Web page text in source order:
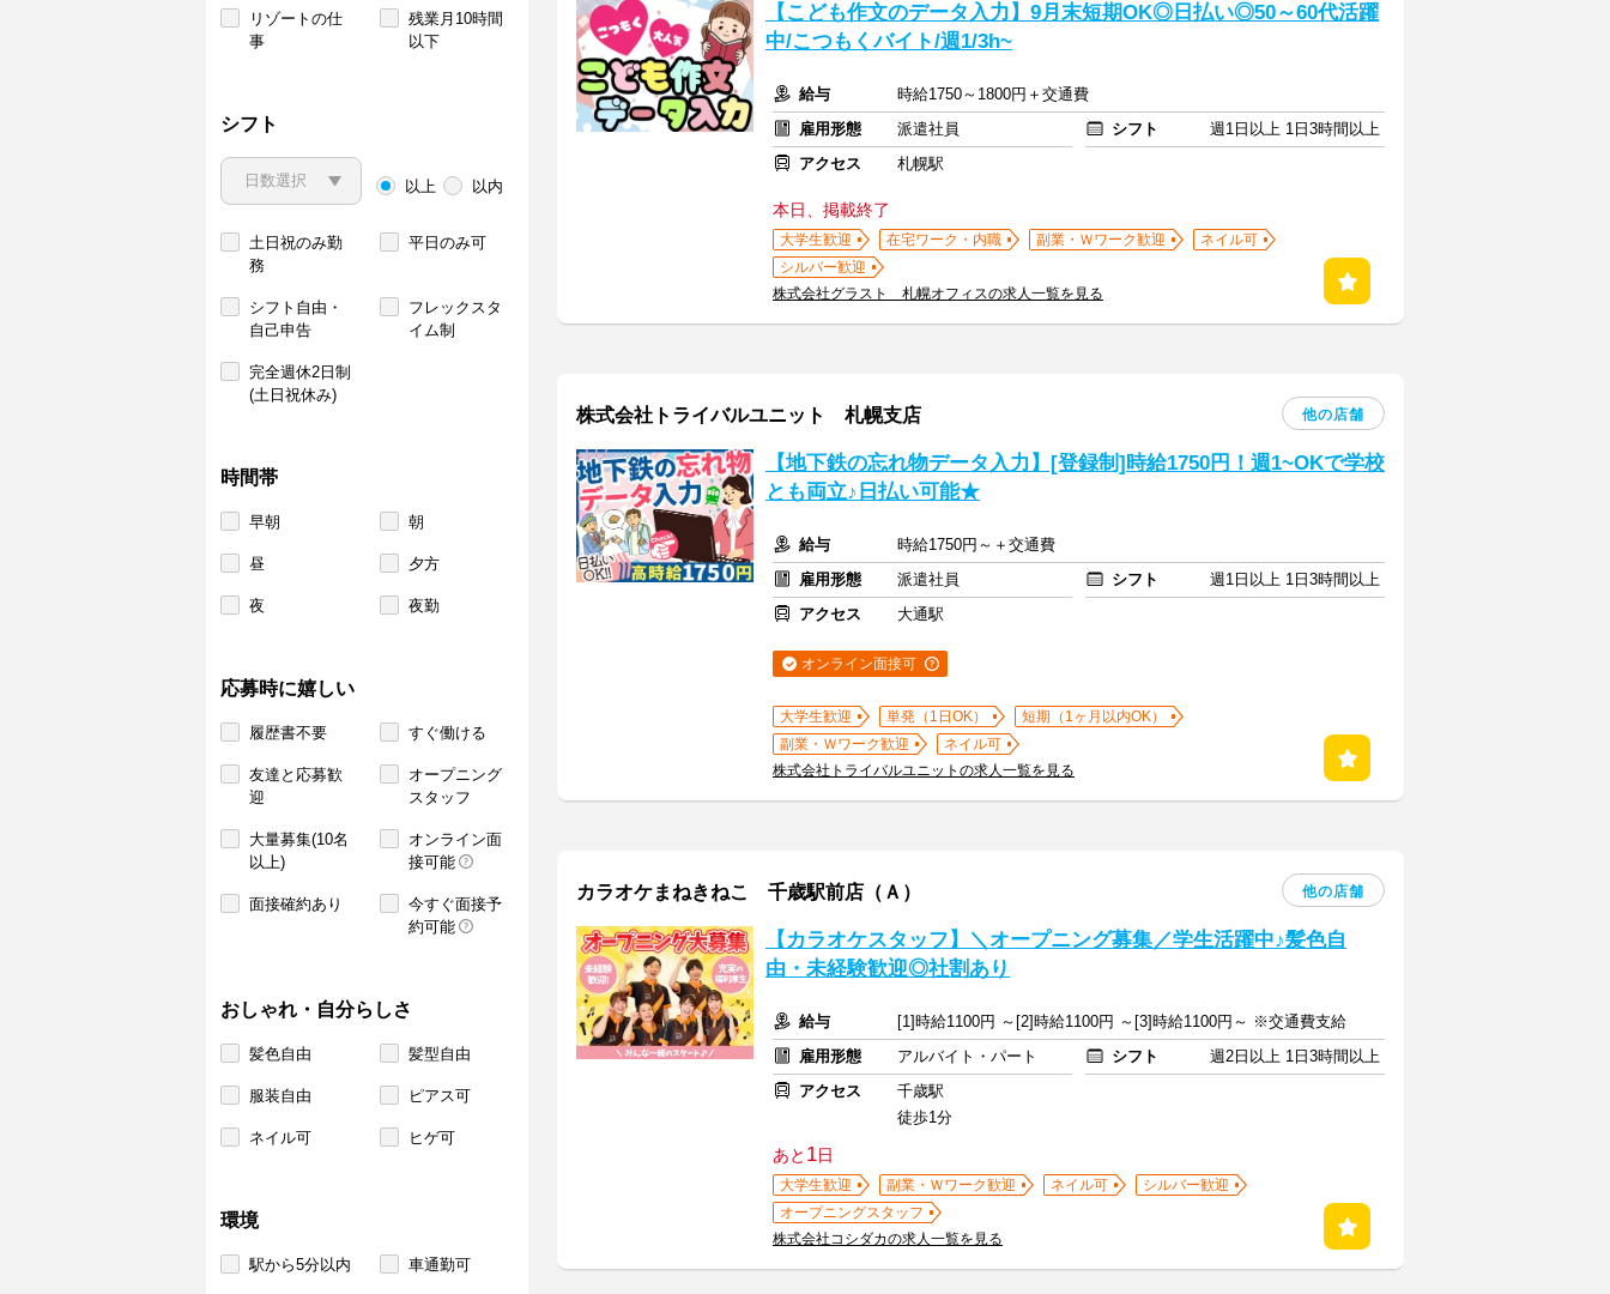
リゾートの仕
事
残業月10時間
以下
シフト
以上 以内
土日祝のみ勤
務
平日のみ可
シフト自由・
自己申告
フレックスタ
イム制
完全週休2日制
(土日祝休み)
時間帯
早朝 朝
昼 夕方
夜 夜勤
応募時に嬉しい
履歴書不要 すぐ働ける
友達と応募歓
迎
オープニング
スタッフ
大量募集(10名
以上)
オンライン面
接可能
面接確約あり
今すぐ面接予
約可能
おしゃれ・自分らしさ
髪色自由 髪型自由
服装自由 ピアス可
ネイル可 ヒゲ可
環境
駅から5分以内 車通勤可
【こども作文のデータ入力】9月末短期OK◎日払い◎50～60代活躍
中/こつもくバイト/週1/3h~
給与
時給1750～1800円＋交通費
雇用形態
派遣社員 シフト
週1日以上 1日3時間以上
アクセス
札幌駅
本日、掲載終了
大学生歓迎 在宅ワーク・内職 副業・Ｗワーク歓迎
ネイル可
シルバー歓迎
株式会社グラスト 札幌オフィスの求人一覧を見る
株式会社トライバルユニット 札幌支店 他の店舗
【地下鉄の忘れ物データ入力】[登録制]時給1750円！週1~OKで学校
とも両立♪日払い可能★
給与
時給1750円～＋交通費
雇用形態
派遣社員 シフト
週1日以上 1日3時間以上
アクセス
大通駅
オンライン面接可
大学生歓迎 単発（1日OK）
短期（1ヶ月以内OK）
副業・Ｗワーク歓迎
ネイル可
株式会社トライバルユニットの求人一覧を見る
カラオケまねきねこ 千歳駅前店（Ａ） 他の店舗
【カラオケスタッフ】＼オープニング募集／学生活躍中♪髪色自
由・未経験歓迎◎社割あり
給与
[1]時給1100円 ～[2]時給1100円 ～[3]時給1100円～ ※交通費支給
雇用形態
アルバイト・パート シフト
週2日以上 1日3時間以上
アクセス
千歳駅
徒歩1分
あと 1日
大学生歓迎 副業・Ｗワーク歓迎 ネイル可
シルバー歓迎
オープニングスタッフ
株式会社コシダカの求人一覧を見る